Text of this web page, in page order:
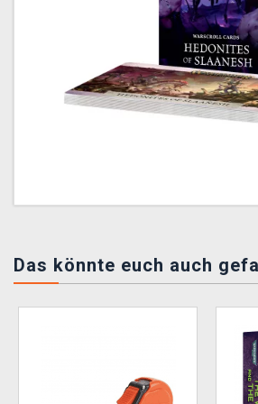
Das könnte euch auch